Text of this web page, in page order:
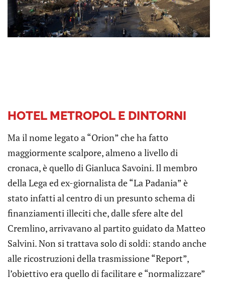
HOTEL METROPOL E DINTORNI
Ma il nome legato a “Orion” che ha fatto
maggiormente scalpore, almeno a livello di
cronaca, è quello di Gianluca Savoini. Il membro
della Lega ed ex-giornalista de “La Padania” è
stato infatti al centro di un presunto schema di
finanziamenti illeciti che, dalle sfere alte del
Cremlino, arrivavano al partito guidato da Matteo
Salvini. Non si trattava solo di soldi: stando anche
alle ricostruzioni della trasmissione “Report”,
l’obiettivo era quello di facilitare e “normalizzare”